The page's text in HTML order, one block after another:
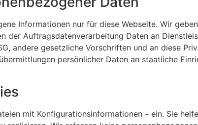
Informationen nur für diese Webseite. Wir
der Auftragsdatenverarbeitung Daten an
andere gesetzliche Vorschriften und an diese
persönlicher Daten an staatliche
mit Konfigurationsinformationen – ein. Sie